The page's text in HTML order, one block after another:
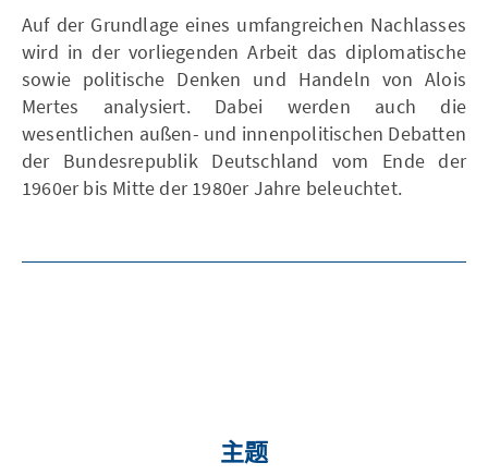
Auf der Grundlage eines umfangreichen Nachlasses
wird in der vorliegenden Arbeit das diplomatische
sowie politische Denken und Handeln von Alois
Mertes analysiert. Dabei werden auch die
wesentlichen außen- und innenpolitischen Debatten
der Bundesrepublik Deutschland vom Ende der
1960er bis Mitte der 1980er Jahre beleuchtet.
主题